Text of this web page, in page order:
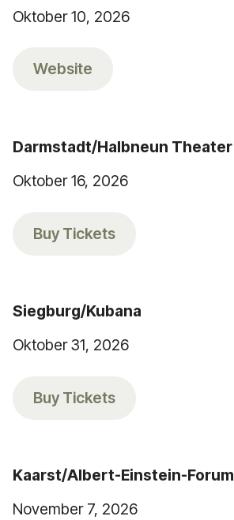
Oktober 10, 2026
Website
Darmstadt/Halbneun Theater
Oktober 16, 2026
Buy Tickets
Siegburg/Kubana
Oktober 31, 2026
Buy Tickets
Kaarst/Albert-Einstein-Forum
November 7, 2026